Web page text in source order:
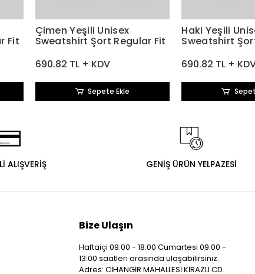
Fit
Çimen Yeşili Unisex
Sweatshirt Şort Regular Fit
690.82 TL + KDV
Sepete Ekle
Haki Yeşili
Sweatshirt
690.82 TL +
ALIŞVERİŞ GENİŞ ÜRÜN YELPAZESİ
Bize Ulaşın
Haftaiçi 09:00 - 18:00 Cumartesi 09:00 -
13:00 saatleri arasında ulaşabilirsiniz.
Adres: CİHANGİR MAHALLESİ KİRAZLI CD.